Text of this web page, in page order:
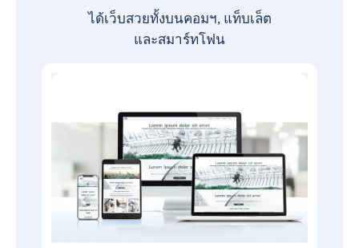
ได้เว็บสวยทั้งบนคอมฯ, แท็บเล็ต
และสมาร์ทโฟน